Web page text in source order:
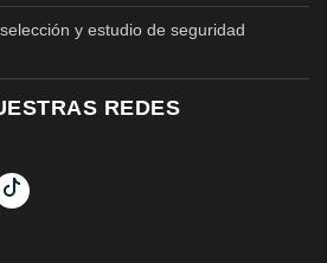
y estudio de seguridad
REDES